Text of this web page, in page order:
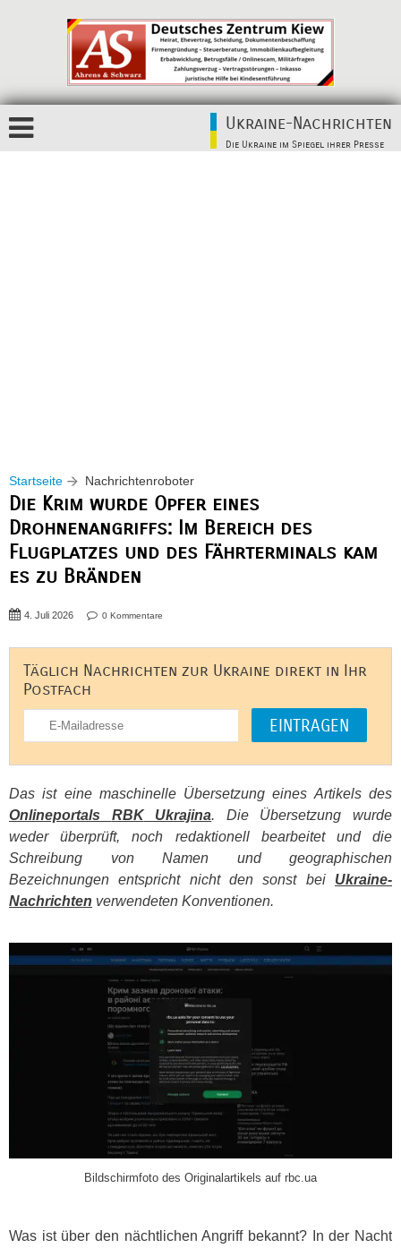
Ukraine-Nachrichten
Die Ukraine im Spiegel ihrer Presse
Startseite Nachrichtenroboter
Die Krim wurde Opfer eines
Drohnenangriffs: Im Bereich des
Flugplatzes und des Fährterminals kam
es zu Bränden
4. Juli 2026 0 Kommentare
Täglich Nachrichten zur Ukraine direkt in Ihr
Postfach
Das ist eine maschinelle Übersetzung eines Artikels des
Onlineportals RBKUkrajina. Die Übersetzung wurde
weder überprüft, noch redaktionell bearbeitet und die
Schreibung von Namen und geographischen
Bezeichnungen entspricht nicht den sonst bei Ukraine-
Nachrichten verwendeten Konventionen.
Bildschirmfoto des Originalartikels auf rbc.ua
Was ist über den nächtlichen Angriff bekannt? In der Nacht